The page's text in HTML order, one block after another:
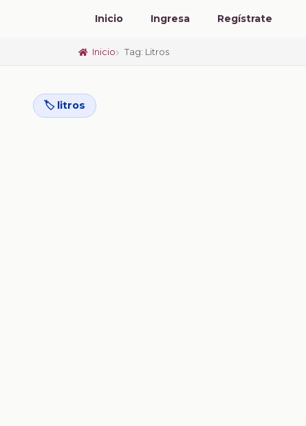
Inicio Ingresa Regístrate
Inicio Tag: Litros
🏷️ litros